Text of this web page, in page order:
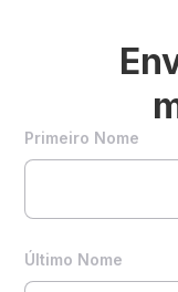
Primeiro Nome
Último Nome